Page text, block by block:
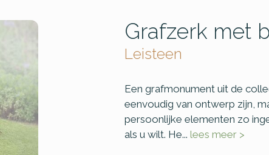
Grafzerk met
Leisteen
Een grafmonument uit de
eenvoudig van ontwerp zijn,
persoonlijke elementen zo
als u wilt. He... lees meer >